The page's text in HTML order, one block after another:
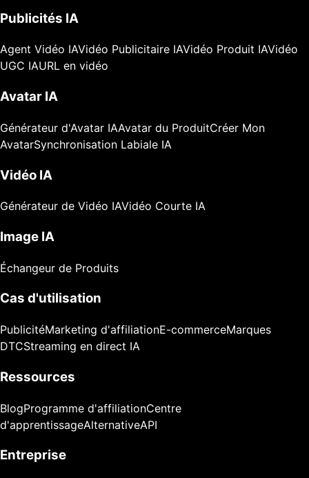
Publicités IA
Agent Vidéo IAVidéo Publicitaire IAVidéo Produit IAVidéo
UGC IAURL en vidéo
Avatar IA
Générateur d'Avatar IAAvatar du ProduitCréer Mon
AvatarSynchronisation Labiale IA
Vidéo IA
Générateur de Vidéo IAVidéo Courte IA
Image IA
Échangeur de Produits
Cas d'utilisation
PublicitéMarketing d'affiliationE-commerceMarques
DTCStreaming en direct IA
Ressources
BlogProgramme d'affiliationCentre
d'apprentissageAlternativeAPI
Entreprise